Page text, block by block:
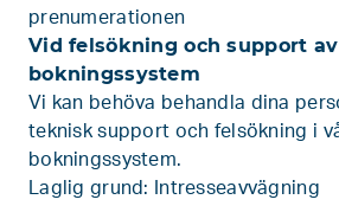
prenumerationen
Vid felsökning och support av
bokningssystem
Vi kan behöva behandla dina
teknisk support och felsökning i
bokningssystem.
Laglig grund: Intresseavvägning